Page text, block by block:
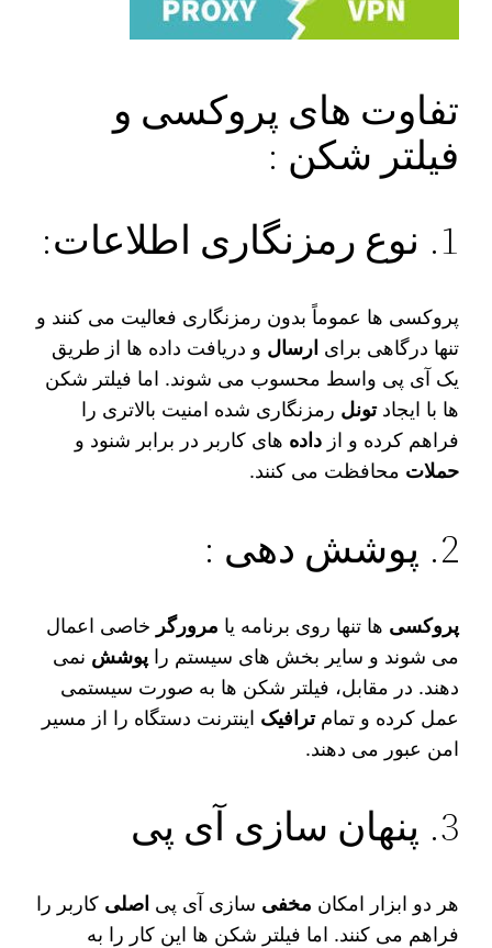
تفاوت های پروکسی و
فیلتر شکن :
1. نوع رمزنگاری اطلاعات:
پروکسی‌ ها عموماً بدون رمزنگاری فعالیت می‌ کنند و
تنها درگاهی برای ارسال و دریافت داده‌ ها از طریق
یک آی‌ پی واسط محسوب می‌ شوند. اما فیلتر شکن‌
ها با ایجادتونل رمزنگاری‌ شده امنیت بالاتری را
فراهم کرده و ازداده‌ های کاربر در برابر شنود و
حملات محافظت می‌ کنند.
2. پوشش‌ دهی :
پروکسی‌ ها تنها روی برنامه یا مرورگر خاصی اعمال
می‌ شوند و سایر بخش‌ های سیستم راپوشش نمی‌
دهند. در مقابل، فیلتر شکن‌ ها به‌ صورت سیستمی
عمل کرده و تمامترافیک اینترنت دستگاه را از مسیر
امن عبور می‌ دهند.
3. پنهان‌ سازی آی‌ پی
هر دو ابزار امکان مخفی‌ سازی آی‌ پی اصلی کاربر را
فراهم می‌ کنند. اما فیلتر شکن‌ ها این کار را به‌